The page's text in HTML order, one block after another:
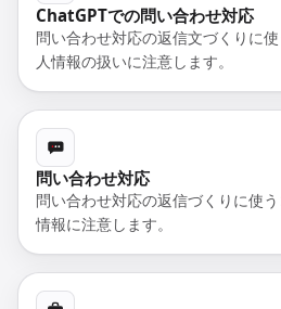
ChatGPTでの問い合わせ対応
問い合わせ対応の返信文づくりに
人情報の扱いに注意します。
問い合わせ対応
問い合わせ対応の返信づくりに使
情報に注意します。